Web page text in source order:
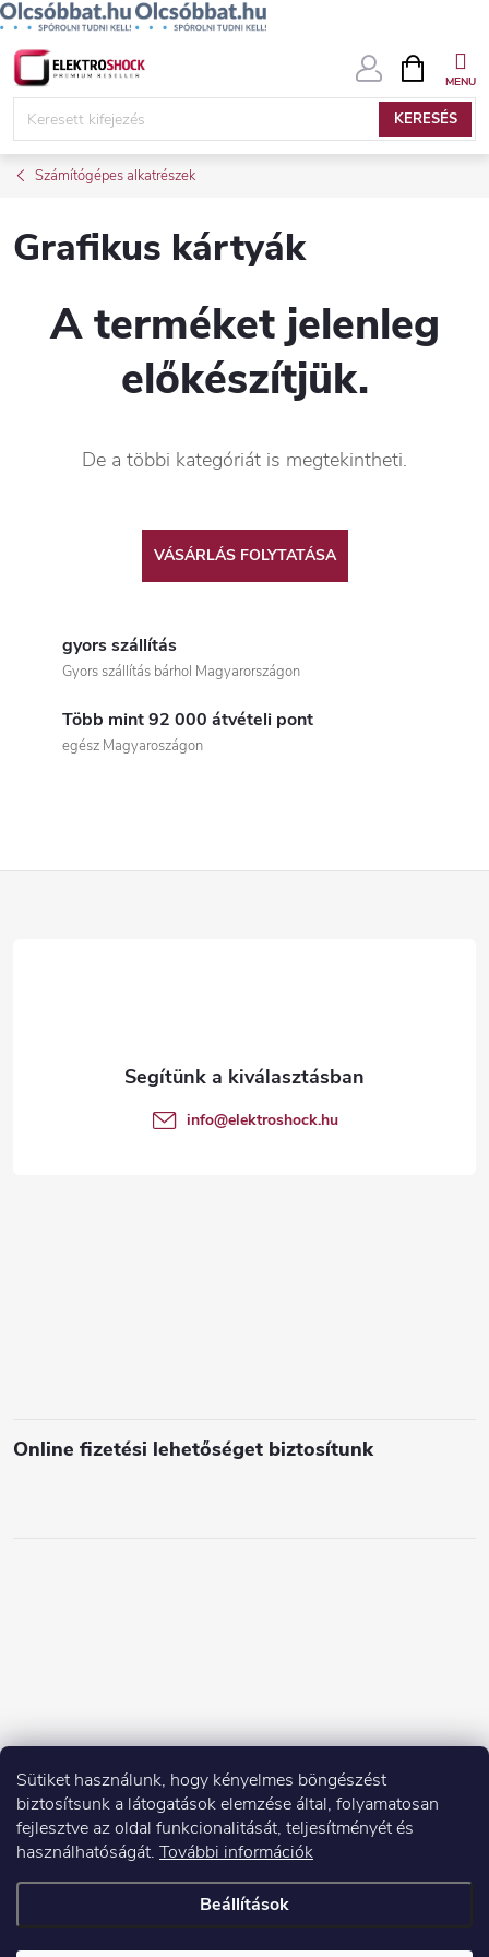
Sütiket használunk, hogy kényelmes böngészést
biztosítsunk a látogatások elemzése által, folyamatosan
fejlesztve az oldal funkcionalitását, teljesítményét és
használhatóságát. További információk
Beállítások
Ugrás
KERESÉS
KOSÁR
Számítógépes alkatrészek
Grafikus kártyák
A terméket jelenleg
előkészítjük.
De a többi kategóriát is megtekintheti.
VÁSÁRLÁS FOLYTATÁSA
gyors szállítás
Gyors szállítás bárhol Magyarországon
Több mint 92 000 átvételi pont
egész Magyaroszágon
Online fizetési lehetőséget biztosítunk
info@elektroshock.hu
Copyright 2026Elektroshock.hu. Minden jog fenntartva.